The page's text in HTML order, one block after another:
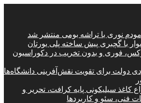
نوری با تراشه بومی منتشر شد
با گچبری پیش ساخته پلی یورتان
فوری و بدون تخریب در دکوراسیون
دولت برای تقویت نقش‌آفرینی دانشگاه‌ها
کاغذ سیلیکونی پایه کرافت، تحریر و
فنی، سئو و کاربردها